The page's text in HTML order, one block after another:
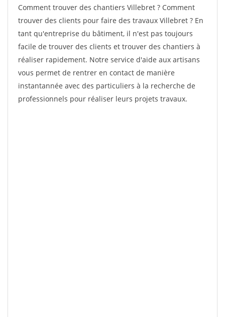
Comment trouver des chantiers Villebret ? Comment
trouver des clients pour faire des travaux Villebret ? En
tant qu'entreprise du bâtiment, il n'est pas toujours
facile de trouver des clients et trouver des chantiers à
réaliser rapidement. Notre service d'aide aux artisans
vous permet de rentrer en contact de manière
instantannée avec des particuliers à la recherche de
professionnels pour réaliser leurs projets travaux.